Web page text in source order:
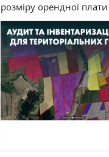
розміру орендної